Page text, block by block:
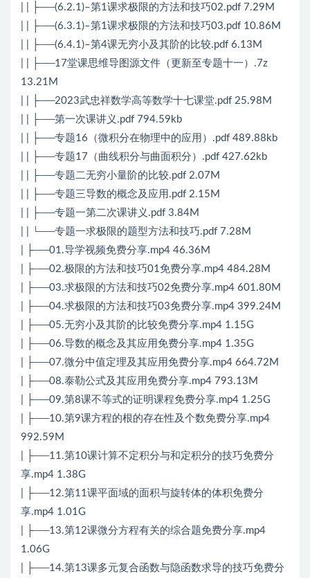
| | ├──(6.2.1)–第1课求极限的方法和技巧02.pdf 7.29M
| | ├──(6.3.1)–第1课求极限的方法和技巧03.pdf 10.86M
| | ├──(6.4.1)–第4课无穷小及其阶的比较.pdf 6.13M
| | ├──17堂课思维导图源文件（更新至专题十一）.7z
13.21M
| | ├──2023武忠祥数学高等数学十七课堂.pdf 25.98M
| | ├──第一次课讲义.pdf 794.59kb
| | ├──专题16（微积分在物理中的应用）.pdf 489.88kb
| | ├──专题17（曲线积分与曲面积分）.pdf 427.62kb
| | ├──专题二无穷小量阶的比较.pdf 2.07M
| | ├──专题三导数的概念及应用.pdf 2.15M
| | ├──专题一第二次课讲义.pdf 3.84M
| | └──专题一求极限的题型方法和技巧.pdf 7.28M
| ├──01.导学视频免费分享.mp4 46.36M
| ├──02.极限的方法和技巧01免费分享.mp4 484.28M
| ├──03.求极限的方法和技巧02免费分享.mp4 601.80M
| ├──04.求极限的方法和技巧03免费分享.mp4 399.24M
| ├──05.无穷小及其阶的比较免费分享.mp4 1.15G
| ├──06.导数的概念及其应用免费分享.mp4 1.35G
| ├──07.微分中值定理及其应用免费分享.mp4 664.72M
| ├──08.泰勒公式及其应用免费分享.mp4 793.13M
| ├──09.第8课不等式的证明课程免费分享.mp4 1.25G
| ├──10.第9课方程的根的存在性及个数免费分享.mp4
992.59M
| ├──11.第10课计算不定积分与和定积分的技巧免费分
享.mp4 1.38G
| ├──12.第11课平面域的面积与旋转体的体积免费分
享.mp4 1.01G
| ├──13.第12课微分方程有关的综合题免费分享.mp4
1.06G
| ├──14.第13课多元复合函数与隐函数求导的技巧免费分